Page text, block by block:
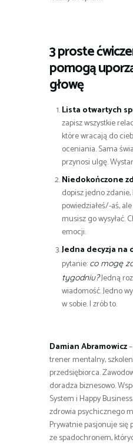
3 proste
pomogą
głowę
Lista otwartych
zapisz wszystkie
które wracają do
oceniania. Sama
przynosi ulgę.
Niedokończone
dopisz jedno
powiedziałeś/-aś,
musisz go wysyłać.
emocji.
Jedna decyzja na
pytanie: co mogę
tygodniu?Jedną
wiadomość. Jedno
w sobie. I zrób to.
Damian Abramowicz
trener mentalny,
przedsiębiorca.
doradza biznesowo.
System i Happy
zdrowia psychicznego
Prywatnie pasjonuje się
ze spadochronem,